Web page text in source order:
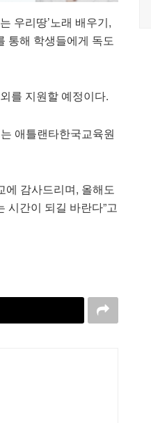
우리땅’노래 배우기,
통해 학생들에게 독도
를 지원할 예정이다.
애틀랜타한국교육원
에 감사드리며, 올해도
시간이 되길 바란다”고